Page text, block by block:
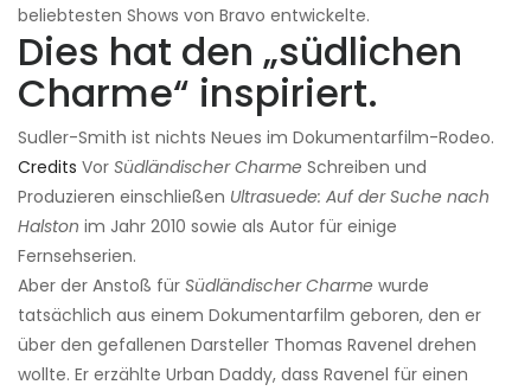
beliebtesten Shows von Bravo entwickelte.
Dies hat den „südlichen
Charme“ inspiriert.
Sudler-Smith ist nichts Neues im Dokumentarfilm-Rodeo.
Credits Vor Südländischer Charme Schreiben und
Produzieren einschließen Ultrasuede: Auf der Suche nach
Halston im Jahr 2010 sowie als Autor für einige
Fernsehserien.
Aber der Anstoß für Südländischer Charme wurde
tatsächlich aus einem Dokumentarfilm geboren, den er
über den gefallenen Darsteller Thomas Ravenel drehen
wollte. Er erzählte Urban Daddy, dass Ravenel für einen